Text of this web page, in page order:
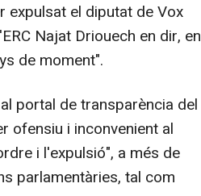
expulsat el diputat de Vox
Najat Driouech en dir, en
de moment".
portal de transparència del
ofensiu i inconvenient al
i l'expulsió", a més de
parlamentàries, tal com